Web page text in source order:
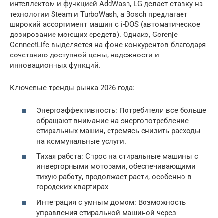
интеллектом и функцией AddWash, LG делает ставку на
технологии Steam и TurboWash, а Bosch предлагает
широкий ассортимент машин с i-DOS (автоматическое
дозирование моющих средств). Однако, Gorenje
ConnectLife выделяется на фоне конкурентов благодаря
сочетанию доступной цены, надежности и
инновационных функций.
Ключевые тренды рынка 2026 года:
Энергоэффективность: Потребители все больше
обращают внимание на энергопотребление
стиральных машин, стремясь снизить расходы
на коммунальные услуги.
Тихая работа: Спрос на стиральные машины с
инверторными моторами, обеспечивающими
тихую работу, продолжает расти, особенно в
городских квартирах.
Интеграция с умным домом: Возможность
управления стиральной машиной через